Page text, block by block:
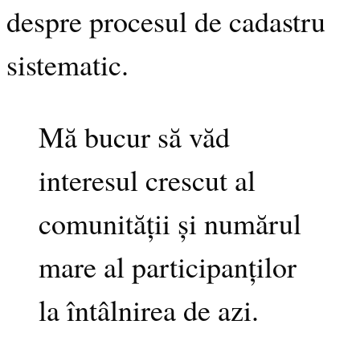
despre procesul de cadastru
sistematic.
Mă bucur să văd
interesul crescut al
comunității și numărul
mare al participanților
la întâlnirea de azi.